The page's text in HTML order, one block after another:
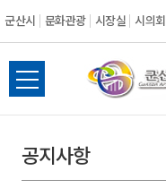
군산시 문화관광 시장실 시의회
전
체
뉴
열
공지사항